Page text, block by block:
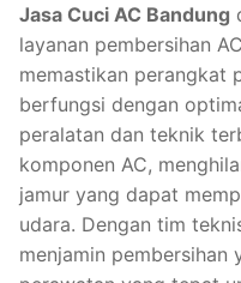
Jasa Cuci AC Bandung
layanan pembersihan
memastikan perangkat
berfungsi dengan
peralatan dan teknik
komponen AC,
jamur yang dapat
udara. Dengan tim
menjamin pembersihan